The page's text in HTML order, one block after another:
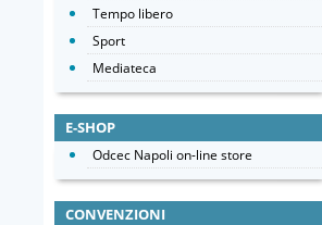
Tempo libero
Sport
Mediateca
E-SHOP
Odcec Napoli on-line store
CONVENZIONI